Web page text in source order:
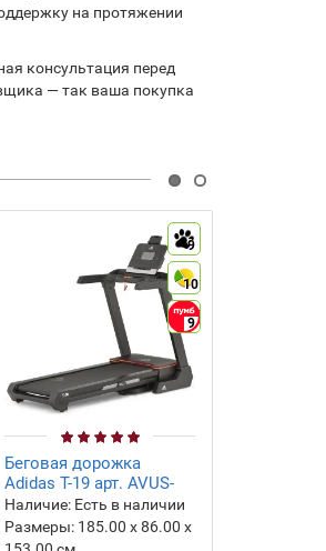
на протяжении
консультация перед
— так ваша покупка
9
10
9
Беговая дорожка
Adidas T-19 арт. AVUS-
10421
Наличие: Есть в наличии
Размеры: 185.00 х 86.00 х